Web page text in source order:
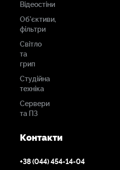
Відеостіни
Об'єктиви,
фільтри
Світло
та
грип
Студійна
техніка
Сервери
та ПЗ
Контакти
+38 (044) 454-14-04